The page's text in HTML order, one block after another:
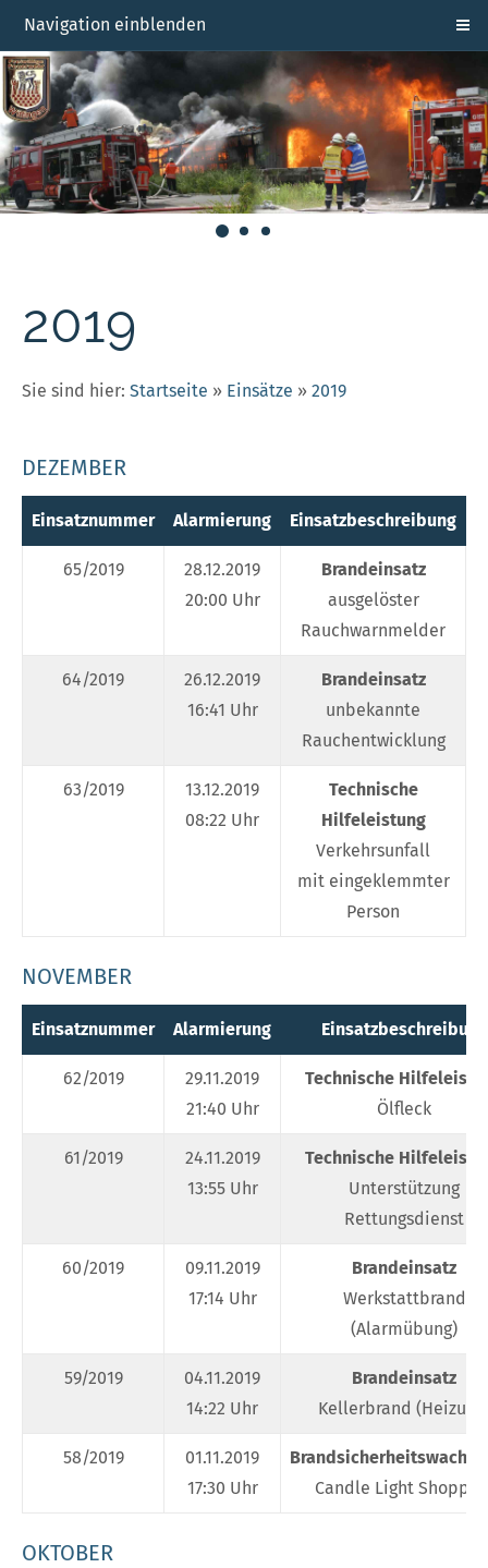
Navigation einblenden
2019
Sie sind hier: Startseite » Einsätze » 2019
DEZEMBER
Einsatznummer Alarmierung Einsatzbeschreibung
65/2019
28.12.2019
20:00 Uhr
Brandeinsatz
ausgelöster
Rauchwarnmelder
64/2019
26.12.2019
16:41 Uhr
Brandeinsatz
unbekannte
Rauchentwicklung
63/2019
13.12.2019
08:22 Uhr
Technische
Hilfeleistung
Verkehrsunfall
mit eingeklemmter
Person
NOVEMBER
Einsatznummer Alarmierung Einsatzbeschreibung
62/2019
29.11.2019
21:40 Uhr
Technische
Ölfleck
61/2019
24.11.2019
13:55 Uhr
Technische
Unterstützung
Rettungsdienst
60/2019
09.11.2019
17:14 Uhr
Brandeinsatz
Werkstattbrand
(Alarmübung)
59/2019
04.11.2019
14:22 Uhr
Brandeinsatz
Kellerbrand
58/2019
01.11.2019
17:30 Uhr
Candle Light
OKTOBER